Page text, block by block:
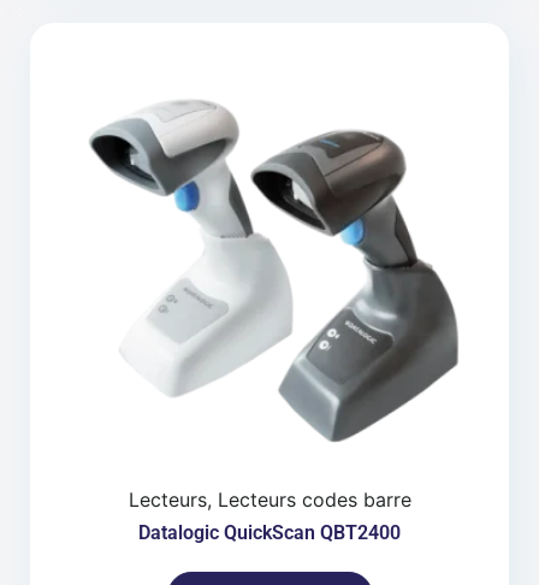
Lecteurs, Lecteurs codes barre
Datalogic QuickScan QBT2400